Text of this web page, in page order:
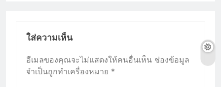
ใส่ความเห็น
อีเมลของคุณจะไม่แสดงให้คนอื่นเห็น ช่องข้อมูล
จำเป็นถูกทำเครื่องหมาย *